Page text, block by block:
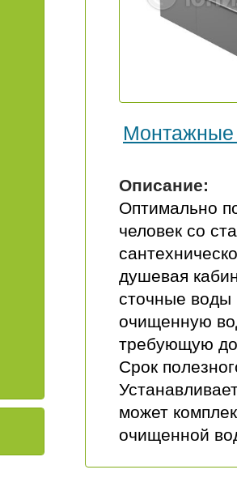
Описание:
Оптимально
человек со
душевая
сточные
очищенную
требующую
Срок
может
очищенной